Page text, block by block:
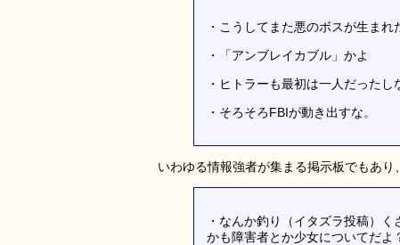
・こうしてまた悪のボスが生ま
・「アンブレイカブル」かよ
・ヒトラーも最初は一人だった
・そろそろFBIが動き出すな。
いわゆる情報強者が集まる掲示板でもあり
・なんか釣り（イタズラ投稿）
かも障害者とか少女についてだ